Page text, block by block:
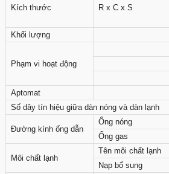
Kích thước R x C x S
Khối lượng
Phạm vi hoạt động
Aptomat
Số dây tín hiệu giữa dàn nóng và dàn lạnh
Đường kính ống dẫn
Ống nóng
Ống gas
Môi chất lạnh
Tên môi chất lạnh
Nạp bổ sung